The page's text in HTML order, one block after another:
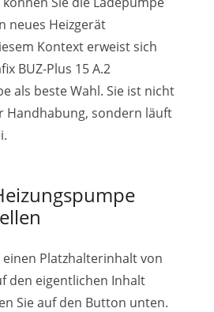
neues Heizgerät
Kontext erweist sich
BUZ-Plus 15 A.2
als beste Wahl. Sie ist nicht
Handhabung, sondern läuft
einen Platzhalterinhalt von
den eigentlichen Inhalt
Sie auf den Button unten.